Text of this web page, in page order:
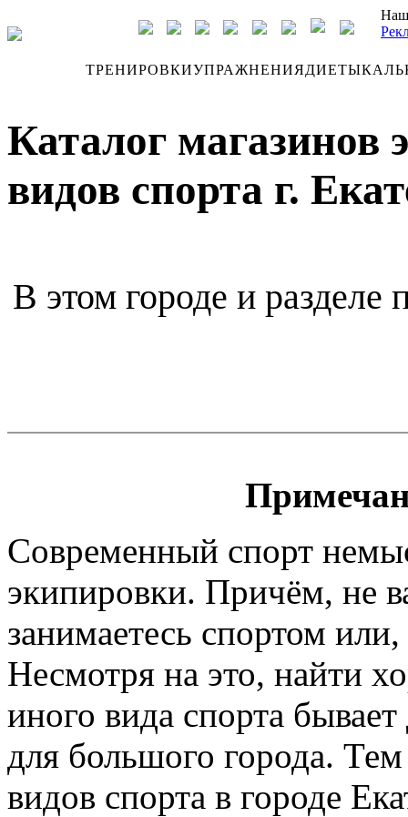
ТРЕНИРОВКИУПРАЖНЕНИЯДИЕТЫ
Каталог магазинов
видов спорта г.
В этом городе и разделе
Современный спорт
экипировки. Причём, не
занимаетесь спортом
Несмотря на это, найти
иного вида спорта
для большого города.
видов спорта в городе